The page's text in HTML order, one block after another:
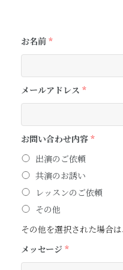
お名前 *
メールアドレス *
お問い合わせ内容 *
出演のご依頼
共演のお誘い
レッスンのご依頼
その他
その他を選択された場合
メッセージ *